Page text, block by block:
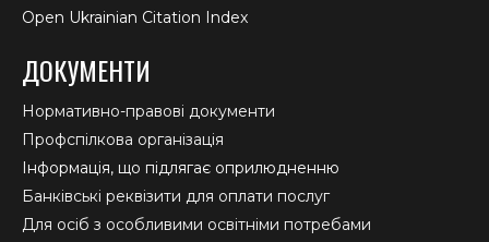
Open Ukrainian Citation Index
ДОКУМЕНТИ
Нормативно-правові документи
Профспілкова організація
Інформація, що підлягає оприлюдненню
Банківські реквізити для оплати послуг
Для осіб з особливими освітніми потребами